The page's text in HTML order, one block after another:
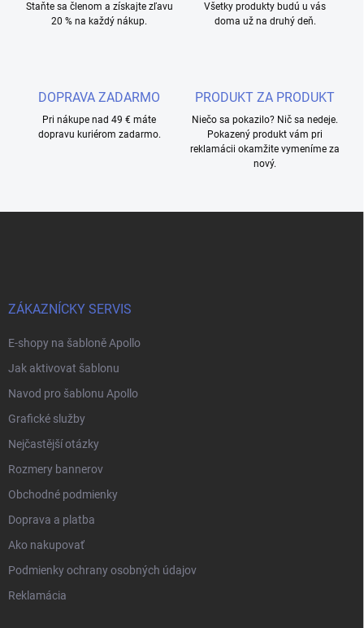
Staňte sa členom a získajte zľavu
20 % na každý nákup.
Všetky produkty budú u vás
doma už na druhý deň.
DOPRAVA ZADARMO
Pri nákupe nad 49 € máte
dopravu kuriérom zadarmo.
PRODUKT ZA PRODUKT
Niečo sa pokazilo? Nič sa nedeje.
Pokazený produkt vám pri
reklamácii okamžite vymeníme za
nový.
ZÁKAZNÍCKY SERVIS
E-shopy na šabloně Apollo
Jak aktivovat šablonu
Navod pro šablonu Apollo
Grafické služby
Nejčastější otázky
Rozmery bannerov
Obchodné podmienky
Doprava a platba
Ako nakupovať
Podmienky ochrany osobných údajov
Reklamácia